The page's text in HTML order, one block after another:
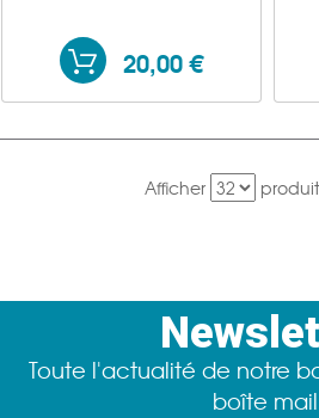
20,00 €
Afficher
Toute l'actualité de notre
boîte